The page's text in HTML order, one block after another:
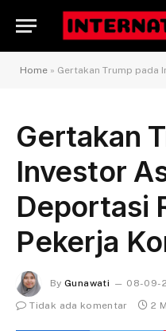
Home » Gertakan Trump pada Investor
Gertakan
Investor
Deportasi
Pekerja
By Gunawati
08-09-
Tidak ada komentar
2